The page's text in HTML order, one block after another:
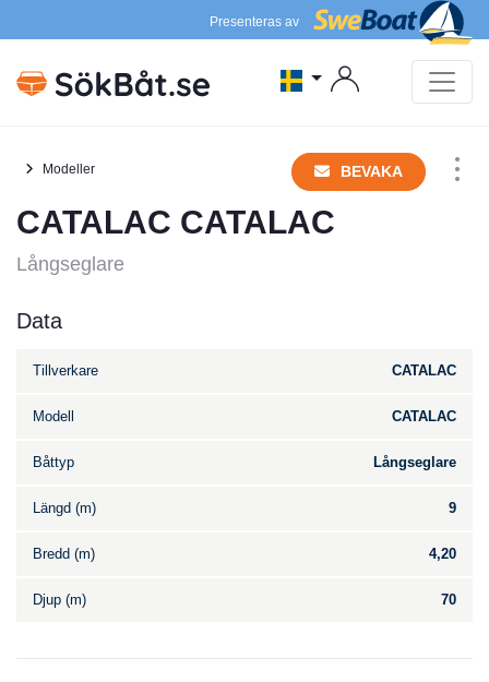
Presenteras av
Modeller BEVAKA
CATALAC CATALAC
Långseglare
Data
Tillverkare CATALAC
Modell CATALAC
Båttyp Långseglare
Längd (m) 9
Bredd (m) 4,20
Djup (m) 70